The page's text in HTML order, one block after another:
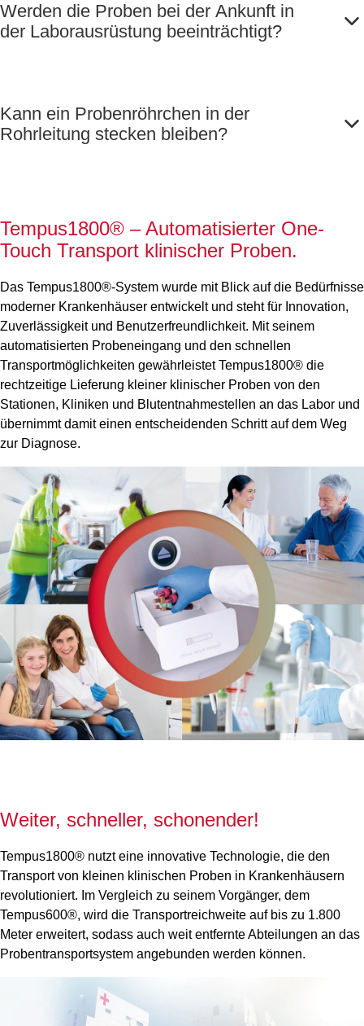
Werden die Proben bei der Ankunft in
der Laborausrüstung beeinträchtigt?
Kann ein Probenröhrchen in der
Rohrleitung stecken bleiben?
Tempus1800® – Automatisierter One-
Touch Transport klinischer Proben.
Das Tempus1800®-System wurde mit Blick auf die Bedürfnisse
moderner Krankenhäuser entwickelt und steht für Innovation,
Zuverlässigkeit und Benutzerfreundlichkeit. Mit seinem
automatisierten Probeneingang und den schnellen
Transportmöglichkeiten gewährleistet Tempus1800® die
rechtzeitige Lieferung kleiner klinischer Proben von den
Stationen, Kliniken und Blutentnahmestellen an das Labor und
übernimmt damit einen entscheidenden Schritt auf dem Weg
zur Diagnose.
Weiter, schneller, schonender!
Tempus1800® nutzt eine innovative Technologie, die den
Transport von kleinen klinischen Proben in Krankenhäusern
revolutioniert. Im Vergleich zu seinem Vorgänger, dem
Tempus600®, wird die Transportreichweite auf bis zu 1.800
Meter erweitert, sodass auch weit entfernte Abteilungen an das
Probentransportsystem angebunden werden können.